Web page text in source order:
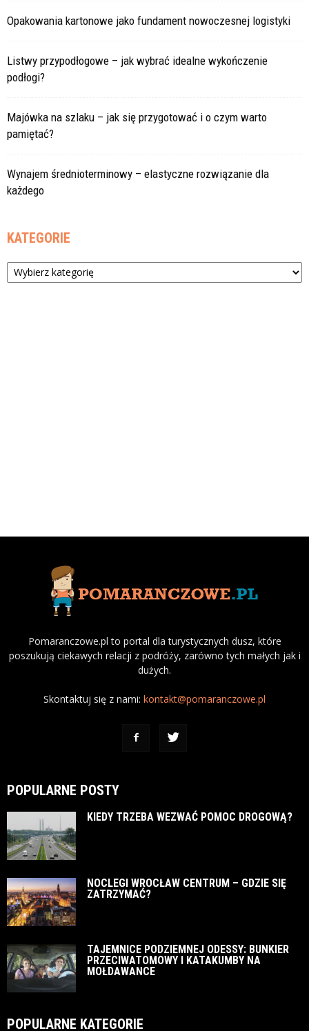
Opakowania kartonowe jako fundament nowoczesnej logistyki
Listwy przypodłogowe – jak wybrać idealne wykończenie
podłogi?
Majówka na szlaku – jak się przygotować i o czym warto
pamiętać?
Wynajem średnioterminowy – elastyczne rozwiązanie dla
każdego
KATEGORIE
Kategorie
Pomaranczowe.pl to portal dla turystycznych dusz, które
poszukują ciekawych relacji z podróży, zarówno tych małych jak i
dużych.
Skontaktuj się z nami: kontakt@pomaranczowe.pl
POPULARNE POSTY
KIEDY TRZEBA WEZWAĆ POMOC DROGOWĄ?
NOCLEGI WROCŁAW CENTRUM – GDZIE SIĘ
ZATRZYMAĆ?
TAJEMNICE PODZIEMNEJ ODESSY: BUNKIER
PRZECIWATOMOWY I KATAKUMBY NA
MOŁDAWANCE
POPULARNE KATEGORIE